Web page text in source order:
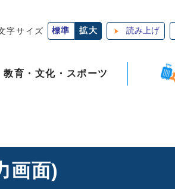
字サイズ 標準 拡大 読み上げ
教育・文化・スポーツ
画面)